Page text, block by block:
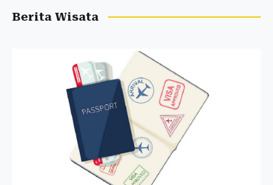
Berita Wisata